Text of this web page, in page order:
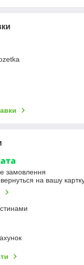
замовлення
на вашу